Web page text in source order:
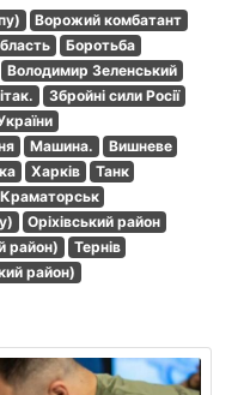
Ворожий комбатант
Боротьба
Володимир Зеленський
Збройні сили Росії
Машина.
Вишневе
Харків
Танк
Краматорськ
Оріхівський район
район)
Тернів
район)